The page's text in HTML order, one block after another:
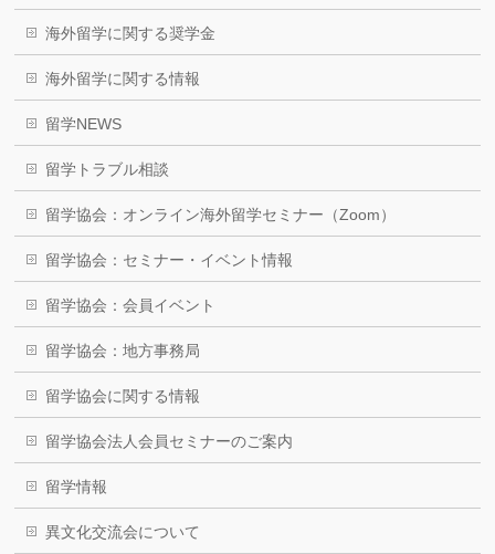
海外留学に関する奨学金
海外留学に関する情報
留学NEWS
留学トラブル相談
留学協会：オンライン海外留学セミナー（Zoom）
留学協会：セミナー・イベント情報
留学協会：会員イベント
留学協会：地方事務局
留学協会に関する情報
留学協会法人会員セミナーのご案内
留学情報
異文化交流会について